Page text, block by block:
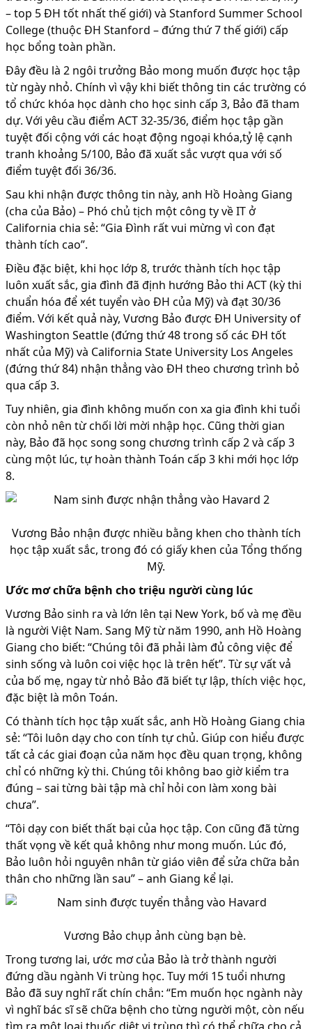
– top 5 ĐH tốt nhất thế giới) và Stanford Summer School
College (thuộc ĐH Stanford – đứng thứ 7 thế giới) cấp
học bổng toàn phần.
Đây đều là 2 ngôi trưởng Bảo mong muốn được học tập
từ ngày nhỏ. Chính vì vậy khi biết thông tin các trường có
tổ chức khóa học dành cho học sinh cấp 3, Bảo đã tham
dự. Với yêu cầu điểm ACT 32-35/36, điểm học tập gần
tuyệt đối cộng với các hoạt động ngoại khóa,tỷ lệ cạnh
tranh khoảng 5/100, Bảo đã xuất sắc vượt qua với số
điểm tuyệt đối 36/36.
Sau khi nhận được thông tin này, anh Hồ Hoàng Giang
(cha của Bảo) – Phó chủ tịch một công ty về IT ở
California chia sẻ: “Gia Đình rất vui mừng vì con đạt
thành tích cao”.
Điều đặc biệt, khi học lớp 8, trước thành tích học tập
luôn xuất sắc, gia đình đã định hướng Bảo thi ACT (kỳ thi
chuẩn hóa để xét tuyển vào ĐH của Mỹ) và đạt 30/36
điểm. Với kết quả này, Vương Bảo được ĐH University of
Washington Seattle (đứng thứ 48 trong số các ĐH tốt
nhất của Mỹ) và California State University Los Angeles
(đứng thứ 84) nhận thẳng vào ĐH theo chương trình bỏ
qua cấp 3.
Tuy nhiên, gia đình không muốn con xa gia đình khi tuổi
còn nhỏ nên từ chối lời mời nhập học. Cũng thời gian
này, Bảo đã học song song chương trình cấp 2 và cấp 3
cùng một lúc, tự hoàn thành Toán cấp 3 khi mới học lớp
8.
Vương Bảo nhận được nhiều bằng khen cho thành tích
học tập xuất sắc, trong đó có giấy khen của Tổng thống
Mỹ.
Ước mơ chữa bệnh cho triệu người cùng lúc
Vương Bảo sinh ra và lớn lên tại New York, bố và mẹ đều
là người Việt Nam. Sang Mỹ từ năm 1990, anh Hồ Hoàng
Giang cho biết: “Chúng tôi đã phải làm đủ công việc để
sinh sống và luôn coi việc học là trên hết”. Từ sự vất vả
của bố mẹ, ngay từ nhỏ Bảo đã biết tự lập, thích việc học,
đặc biệt là môn Toán.
Có thành tích học tập xuất sắc, anh Hồ Hoàng Giang chia
sẻ: “Tôi luôn dạy cho con tính tự chủ. Giúp con hiểu được
tất cả các giai đoạn của năm học đều quan trọng, không
chỉ có những kỳ thi. Chúng tôi không bao giờ kiểm tra
đúng – sai từng bài tập mà chỉ hỏi con làm xong bài
chưa”.
“Tôi dạy con biết thất bại của học tập. Con cũng đã từng
thất vọng về kết quả không như mong muốn. Lúc đó,
Bảo luôn hỏi nguyên nhân từ giáo viên để sửa chữa bản
thân cho những lần sau” – anh Giang kể lại.
Vương Bảo chụp ảnh cùng bạn bè.
Trong tương lai, ước mơ của Bảo là trở thành người
đứng dầu ngành Vi trùng học. Tuy mới 15 tuổi nhưng
Bảo đã suy nghĩ rất chín chắn: “Em muốn học ngành này
vì nghĩ bác sĩ sẽ chữa bệnh cho từng người một, còn nếu